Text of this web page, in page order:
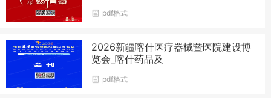
pdf格式
2026新疆喀什医疗器械暨医院建设博
览会_喀什药品及
pdf格式